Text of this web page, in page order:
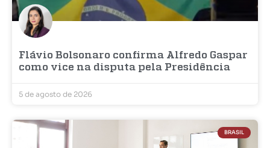
Flávio Bolsonaro confirma Alfredo Gaspar
como vice na disputa pela Presidência
5 de agosto de 2026
BRASIL